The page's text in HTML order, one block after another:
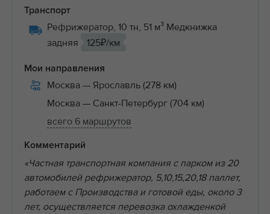
Транспорт
Рефрижератор, 10 тн, 51 м³ Медкнижка
задняя
125₽/км
Мои направления
Москва — Ярославль (278 км)
Москва — Санкт-Петербург (704 км)
всего 6 маршрутов
Комментарий
«Частная транспортная компания с парком из 20
автомобилей рефрижератор, 5,10,15,20,18 паллет,
работаем с Производства и готовой еды, около 3
лет, осуществляется перевозка охлажденкой